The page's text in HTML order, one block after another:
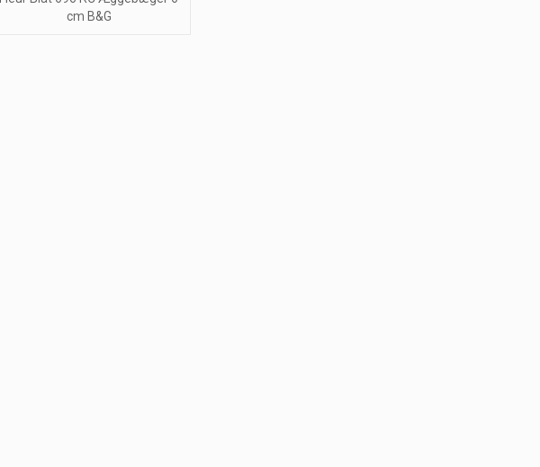
cm B&G